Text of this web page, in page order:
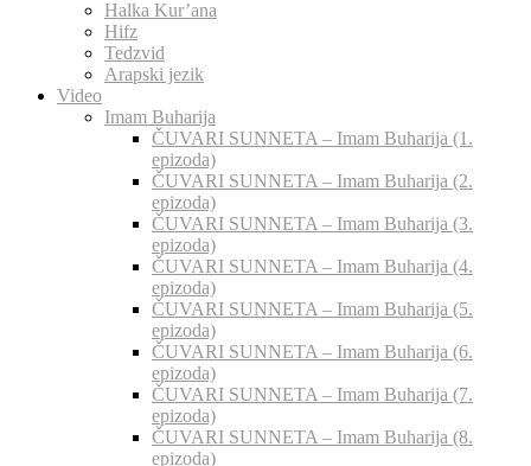
Halka Kur’ana
Hifz
Tedzvid
Arapski jezik
Video
Imam Buharija
ČUVARI SUNNETA – Imam Buharija (1.
epizoda)
ČUVARI SUNNETA – Imam Buharija (2.
epizoda)
ČUVARI SUNNETA – Imam Buharija (3.
epizoda)
ČUVARI SUNNETA – Imam Buharija (4.
epizoda)
ČUVARI SUNNETA – Imam Buharija (5.
epizoda)
ČUVARI SUNNETA – Imam Buharija (6.
epizoda)
ČUVARI SUNNETA – Imam Buharija (7.
epizoda)
ČUVARI SUNNETA – Imam Buharija (8.
epizoda)